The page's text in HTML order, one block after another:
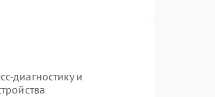
диагностику и